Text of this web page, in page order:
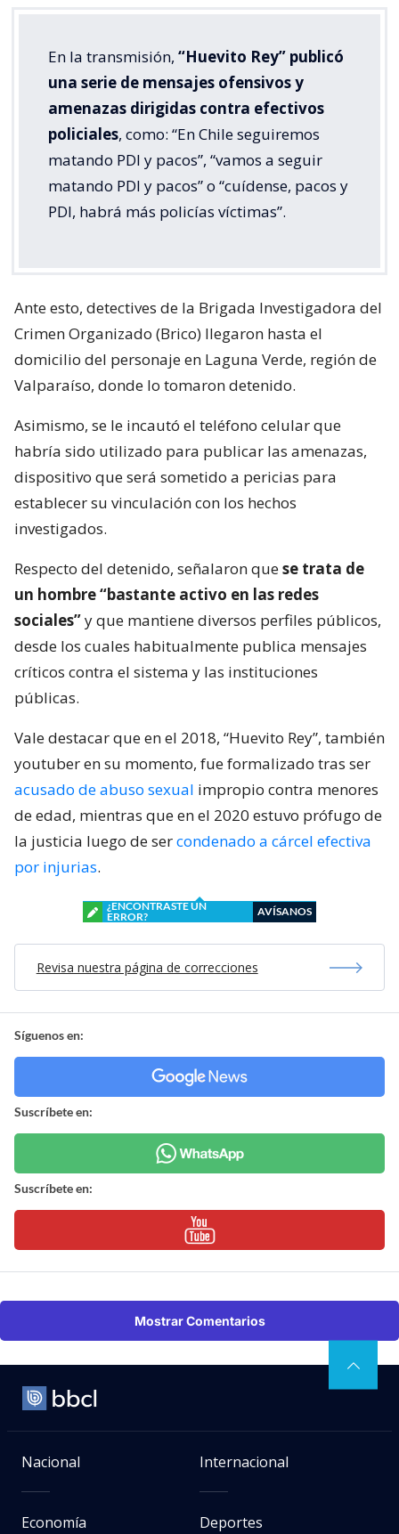
En la transmisión, “Huevito Rey” publicó
una serie de mensajes ofensivos y
amenazas dirigidas contra efectivos
policiales, como: “En Chile seguiremos
matando PDI y pacos”, “vamos a seguir
matando PDI y pacos” o “cuídense, pacos y
PDI, habrá más policías víctimas”.
Ante esto, detectives de la Brigada Investigadora del
Crimen Organizado (Brico) llegaron hasta el
domicilio del personaje en Laguna Verde, región de
Valparaíso, donde lo tomaron detenido.
Asimismo, se le incautó el teléfono celular que
habría sido utilizado para publicar las amenazas,
dispositivo que será sometido a pericias para
establecer su vinculación con los hechos
investigados.
Respecto del detenido, señalaron quese trata de
un hombre “bastante activo en las redes
sociales”y que mantiene diversos perfiles públicos,
desde los cuales habitualmente publica mensajes
críticos contra el sistema y las instituciones
públicas.
Vale destacar que en el 2018, “Huevito Rey”, también
youtuber en su momento, fue formalizado tras ser
acusado de abuso sexual impropio contra menores
de edad, mientras que en el 2020 estuvo prófugo de
la justicia luego de sercondenado a cárcel efectiva
por injurias.
¿ENCONTRASTE UN
ERROR?
AVÍSANOS
Revisa nuestra página de correcciones
Síguenos en:
Suscríbete en:
Suscríbete en:
Mostrar Comentarios
Nacional Internacional
Economía Deportes